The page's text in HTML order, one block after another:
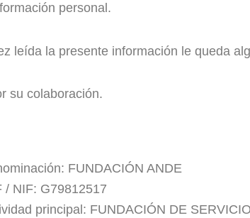
personal.
leída la presente información le queda
su colaboración.
FUNDACIÓN ANDE
/ NIF: G79812517
principal: FUNDACIÓN DE